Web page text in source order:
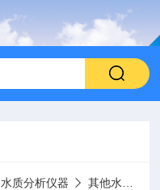
水质分析仪器 其他水质分析仪及配件